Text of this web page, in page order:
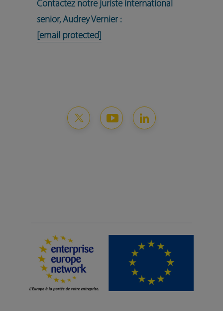
Contactez notre juriste international
senior, Audrey Vernier :
[email protected]